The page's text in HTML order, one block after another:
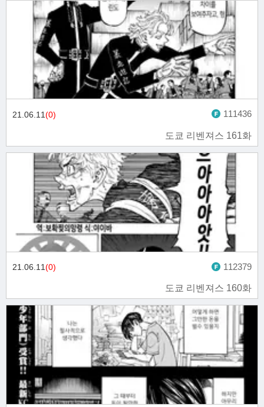
도쿄 리벤져스 161화
21.06.11(0) 111436
도쿄 리벤져스 160화
21.06.11(0) 112379